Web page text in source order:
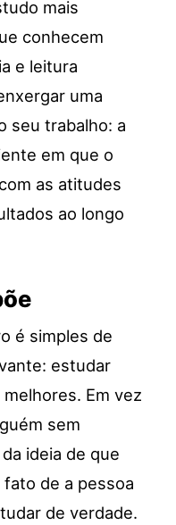
mais
conhecem
e leitura
uma
seu trabalho: a
em que o
as atitudes
ao longo
é simples de
estudar
Em vez
sem
ideia de que
de a pessoa
de verdade.